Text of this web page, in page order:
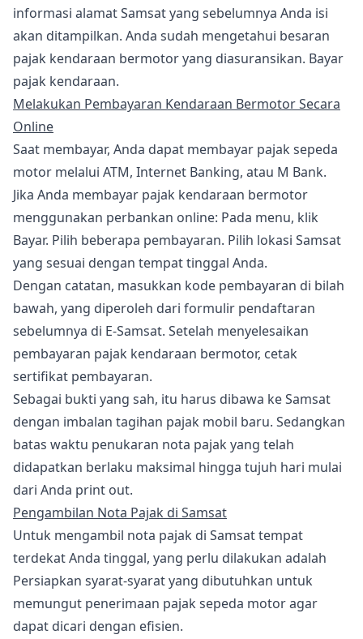
informasi alamat Samsat yang sebelumnya Anda isi
akan ditampilkan. Anda sudah mengetahui besaran
pajak kendaraan bermotor yang diasuransikan. Bayar
pajak kendaraan.
Melakukan Pembayaran Kendaraan Bermotor Secara
Online
Saat membayar, Anda dapat membayar pajak sepeda
motor melalui ATM, Internet Banking, atau M Bank.
Jika Anda membayar pajak kendaraan bermotor
menggunakan perbankan online: Pada menu, klik
Bayar. Pilih beberapa pembayaran. Pilih lokasi Samsat
yang sesuai dengan tempat tinggal Anda.
Dengan catatan, masukkan kode pembayaran di bilah
bawah, yang diperoleh dari formulir pendaftaran
sebelumnya di E-Samsat. Setelah menyelesaikan
pembayaran pajak kendaraan bermotor, cetak
sertifikat pembayaran.
Sebagai bukti yang sah, itu harus dibawa ke Samsat
dengan imbalan tagihan pajak mobil baru. Sedangkan
batas waktu penukaran nota pajak yang telah
didapatkan berlaku maksimal hingga tujuh hari mulai
dari Anda print out.
Pengambilan Nota Pajak di Samsat
Untuk mengambil nota pajak di Samsat tempat
terdekat Anda tinggal, yang perlu dilakukan adalah
Persiapkan syarat-syarat yang dibutuhkan untuk
memungut penerimaan pajak sepeda motor agar
dapat dicari dengan efisien.